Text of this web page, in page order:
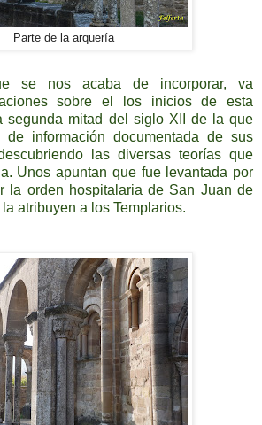
Parte de la arquería
se nos acaba de incorporar, va
sobre el los inicios de esta
segunda mitad del siglo XII de la que
información documentada de sus
las diversas teorías que
Unos apuntan que fue levantada por
la orden hospitalaria de San Juan de
atribuyen a los Templarios.